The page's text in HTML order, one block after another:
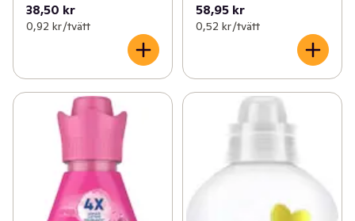
38,50 kr
0,92 kr /tvätt
58,95 kr
0,52 kr /tvätt